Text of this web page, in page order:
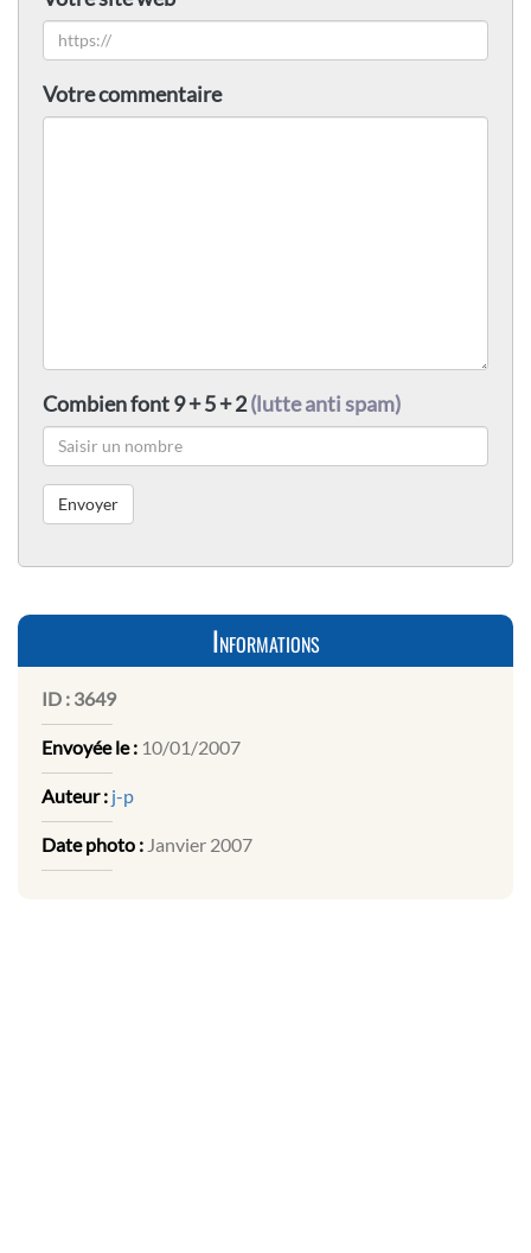
Votre commentaire
Combien font 9 + 5 + 2(lutte anti spam)
Informations
ID : 3649
Envoyée le : 10/01/2007
Auteur : j-p
Date photo : Janvier 2007